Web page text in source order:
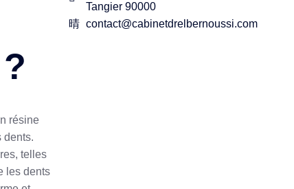
résine
dents.
telles
les dents
Tangier 90000
contact@cabinetdrelbernoussi.com